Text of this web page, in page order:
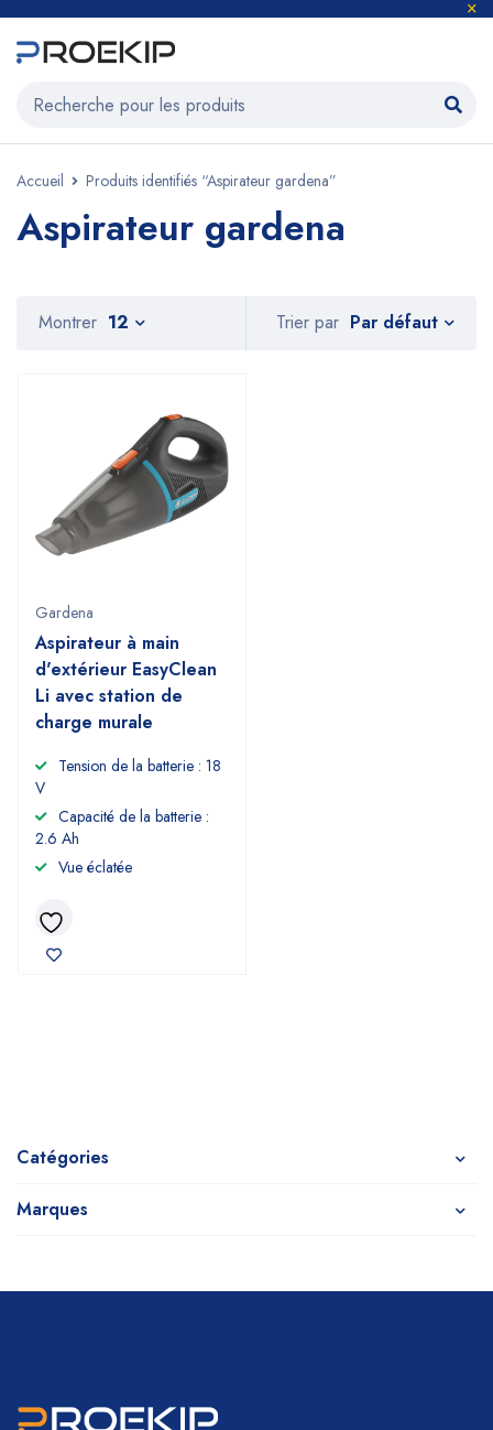
Accueil Produits identifiés “Aspirateur gardena”
Aspirateur gardena
Catégories
Marques
Trier par Par défaut
Montrer 12
Gardena
Aspirateur à main
d'extérieur EasyClean
Li avec station de
charge murale
Tension de la batterie : 18
V
Capacité de la batterie :
2.6 Ah
Vue éclatée